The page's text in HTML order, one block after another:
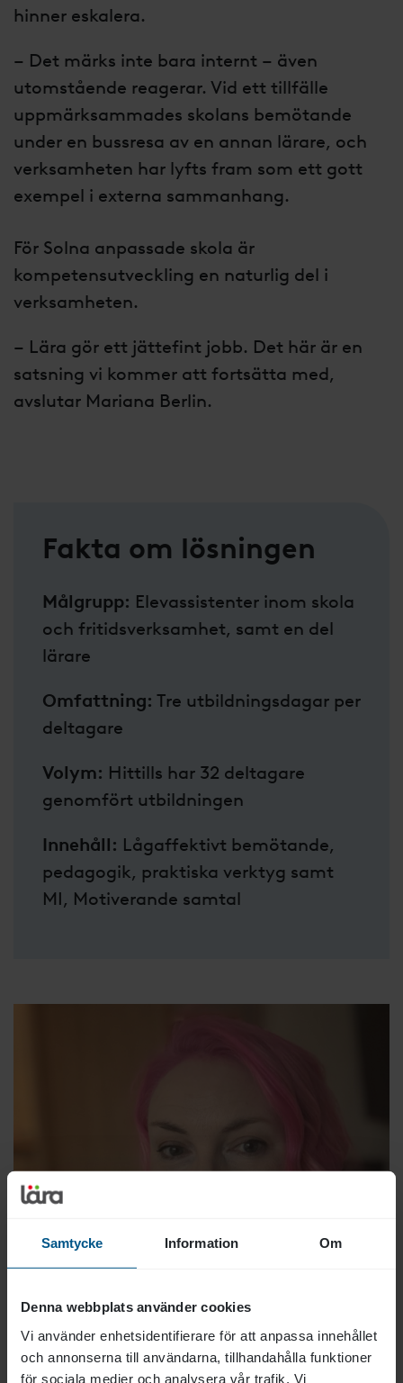
Samtycke Information Om
Denna webbplats använder cookies
Vi använder enhetsidentifierare för att anpassa innehållet
och annonserna till användarna, tillhandahålla funktioner
för sociala medier och analysera vår trafik. Vi
hinner eskalera.
– Det märks inte bara internt – även
utomstående reagerar. Vid ett tillfälle
uppmärksammades skolans bemötande
under en bussresa av en annan lärare, och
verksamheten har lyfts fram som ett gott
exempel i externa sammanhang.
För Solna anpassade skola är
kompetensutveckling en naturlig del i
verksamheten.
– Lära gör ett jättefint jobb. Det här är en
satsning vi kommer att fortsätta med,
avslutar Mariana Berlin.
Fakta om lösningen
Målgrupp: Elevassistenter inom skola
och fritidsverksamhet, samt en del
lärare
Omfattning: Tre utbildningsdagar per
deltagare
Volym: Hittills har 32 deltagare
genomfört utbildningen
Innehåll: Lågaffektivt bemötande,
pedagogik, praktiska verktyg samt
MI, Motiverande samtal